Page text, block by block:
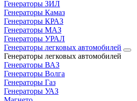
Генераторы ЗИЛ
Генераторы Камаз
Генераторы КРАЗ
Генераторы МАЗ
Генераторы УРАЛ
Генераторы легковых автомобилей
Генераторы легковых автомобилей
Генераторы ВАЗ
Генераторы Волга
Генераторы Газ
Генераторы УАЗ